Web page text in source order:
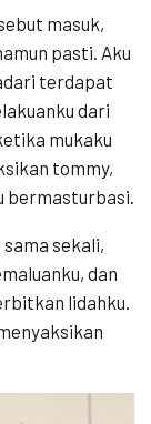
masuk,
pasti. Aku
terdapat
dari
mukaku
tommy,
bermasturbasi.
sekali,
dan
lidahku.